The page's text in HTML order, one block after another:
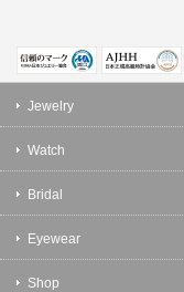
Jewelry
Watch
Bridal
Eyewear
Shop